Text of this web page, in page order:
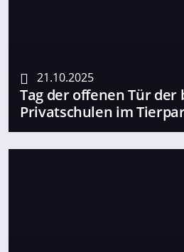
21.10.2025
Tag der offenen Tür der
Privatschulen im